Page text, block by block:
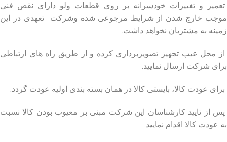
تعمیر و تغییرات خودسرانه بر روی قطعات ولو دارای نقص فنی
موجب خارج شدن از شرایط مرجوعی شده وشرکت تعهدی در این
زمینه به مشتریان نخواهد داشت.
از محل عیب تجهیز تصویربرداری کرده و از طریق راه های ارتباطی
برای شرکت ارسال نمایید.
برای عودت کالا، بایستی کالا در همان بسته بندی اولیه عودت گردد.
پس از تایید کارشناسان این شرکت مبنی بر معیوب بودن کالا نسبت
به عودت کالا اقدام نمایید.